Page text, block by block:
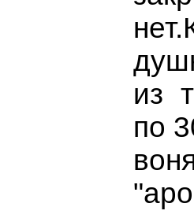
из
по